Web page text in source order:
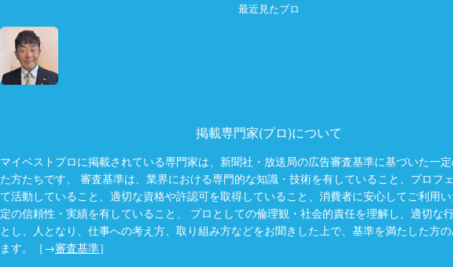
最近見たプロ
掲載専門家(プロ)について
マイベストプロに掲載されている専門家は、新聞社・放送局の広告審査基準に基づいた一
た方たちです。 審査基準は、業界における専門的な知識・技術を有していること、プロフ
て活動していること、適切な資格や許認可を取得していること、消費者に安心してご利用
定の信頼性・実績を有していること、 プロとしての倫理観・社会的責任を理解し、適切な
とし、人となり、仕事への考え方、取り組み方などをお聞きした上で、基準を満たした方
ます。［→審査基準］